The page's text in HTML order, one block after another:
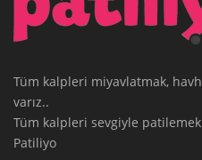
Tüm kalpleri miyavlatmak,
varız..
Tüm kalpleri sevgiyle
Patiliyo